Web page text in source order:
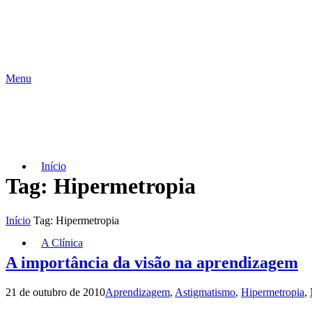
Menu
Início
A Clínica
Tag: Hipermetropia
Início Tag: Hipermetropia
A importância da visão na aprendizagem
21 de outubro de 2010Aprendizagem, Astigmatismo, Hipermetropia,